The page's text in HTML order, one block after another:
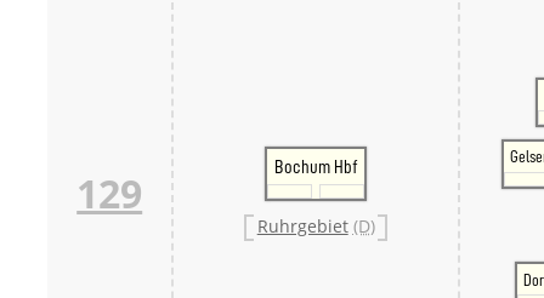
129
Bochum Hbf
Ruhrgebiet (D)